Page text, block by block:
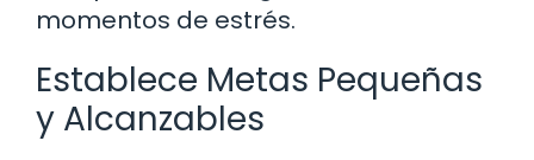
momentos de estrés.
Establece Metas Pequeñas
y Alcanzables